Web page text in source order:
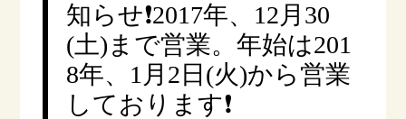
知らせ❗2017年、12月30
(土)まで営業。年始は201
8年、1月2日(火)から営業
しております❗